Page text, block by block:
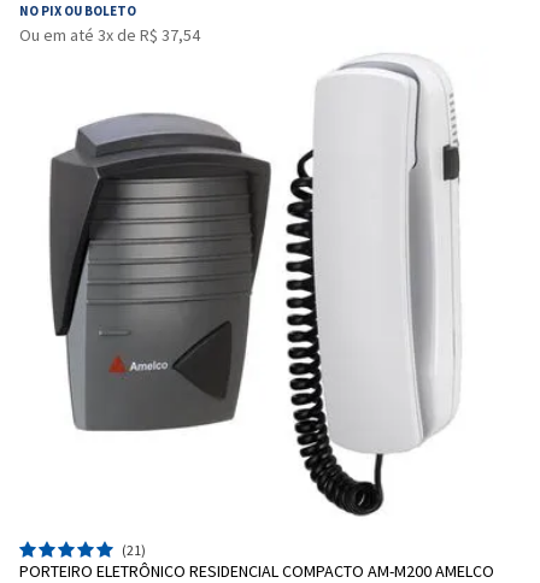
NO PIX OU BOLETO
Ou em até 3x de R$ 37,54
(21)
PORTEIRO ELETRÔNICO RESIDENCIAL COMPACTO AM-M200 AMELCO